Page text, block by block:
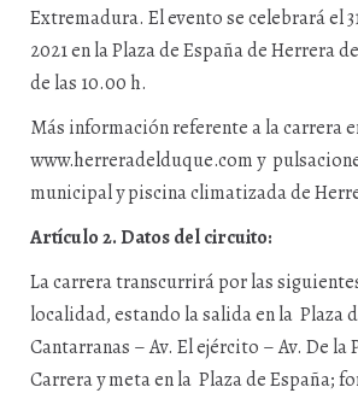
Extremadura. El evento se celebrará el
2021 en la Plaza de España de Herrera
de las 10.00 h.
Más información referente a la carrera
www.herreradelduque.comy
municipal y piscina climatizada de
Artículo 2. Datos del circuito:
La carrera transcurrirá por las
localidad, estando la salida en la Plaza
Cantarranas – Av. El ejército – Av. De la
Carrera y meta en la Plaza de España;